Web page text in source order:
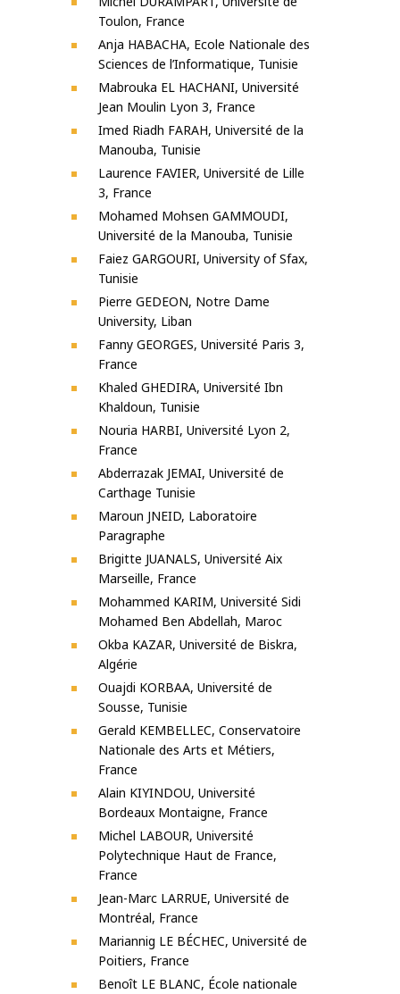
Toulon, France
Anja HABACHA, Ecole Nationale des
Sciences de l’Informatique, Tunisie
Mabrouka EL HACHANI, Université
Jean Moulin Lyon 3, France
Imed Riadh FARAH, Université de la
Manouba, Tunisie
Laurence FAVIER, Université de Lille
3, France
Mohamed Mohsen GAMMOUDI,
Université de la Manouba, Tunisie
Faiez GARGOURI, University of Sfax,
Tunisie
Pierre GEDEON, Notre Dame
University, Liban
Fanny GEORGES, Université Paris 3,
France
Khaled GHEDIRA, Université Ibn
Khaldoun, Tunisie
Nouria HARBI, Université Lyon 2,
France
Abderrazak JEMAI, Université de
Carthage Tunisie
Maroun JNEID, Laboratoire
Paragraphe
Brigitte JUANALS, Université Aix
Marseille, France
Mohammed KARIM, Université Sidi
Mohamed Ben Abdellah, Maroc
Okba KAZAR, Université de Biskra,
Algérie
Ouajdi KORBAA, Université de
Sousse, Tunisie
Gerald KEMBELLEC, Conservatoire
Nationale des Arts et Métiers,
France
Alain KIYINDOU, Université
Bordeaux Montaigne, France
Michel LABOUR, Université
Polytechnique Haut de France,
France
Jean-Marc LARRUE, Université de
Montréal, France
Mariannig LE BÉCHEC, Université de
Poitiers, France
Benoît LE BLANC, École nationale